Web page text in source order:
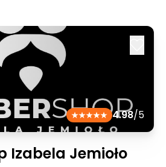
4.98/5
Izabela Jemioło